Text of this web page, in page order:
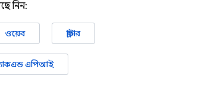
নিন:
ওয়েব ফ্লাটার
এপিআই